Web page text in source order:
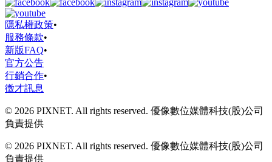
隱私權政策•
服務條款•
新版FAQ•
官方公告
行銷合作•
徵才訊息
© 2026 PIXNET. All rights reserved. 優像數位媒體科技(股)公司
負責提供
© 2026 PIXNET. All rights reserved. 優像數位媒體科技(股)公司
負責提供